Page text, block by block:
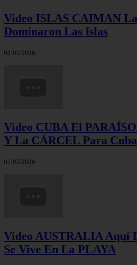
Video ISLAS CAIMAN
Dominaron Las Islas
02/05/2026
Video CUBA El
Y La CÁRCEL Para
01/05/2026
Video AUSTRALIA Aquí
Se Vive En La PLAYA